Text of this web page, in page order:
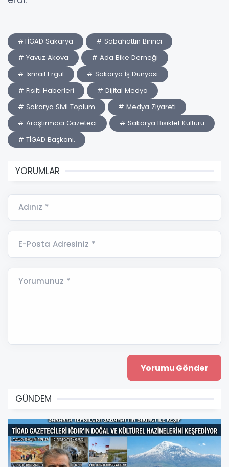
#TİGAD Sakarya
# Sabahattin Birinci
# Yavuz Akova
# Ada Bike Derneği
# İsmail Ergül
# Sakarya İş Dünyası
# Fısıltı Haberleri
# Dijital Medya
# Sakarya Sivil Toplum
# Medya Ziyareti
# Araştırmacı Gazeteci
# Sakarya Bisiklet Kültürü
# TİGAD Başkanı.
YORUMLAR
Adınız *
E-Posta Adresiniz *
Yorumunuz *
GÜNDEM